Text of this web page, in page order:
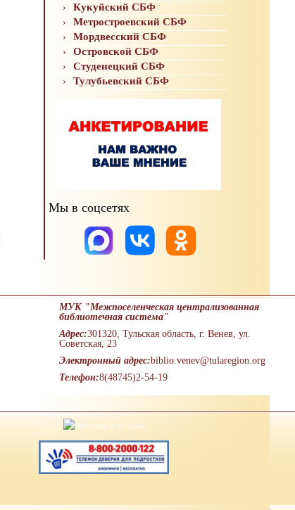
Кукуйский СБФ
Метростроевский СБФ
Мордвесский СБФ
Островской СБФ
Студенецкий СБФ
Тулубьевский СБФ
Мы в соцсетях
МУК "Межпоселенческая централизованная
библиотечная система"
Адрес:301320, Тульская область, г. Венев, ул.
Советская, 23
Электронный адрес:biblio.venev@tularegion.org
Телефон:8(48745)2-54-19